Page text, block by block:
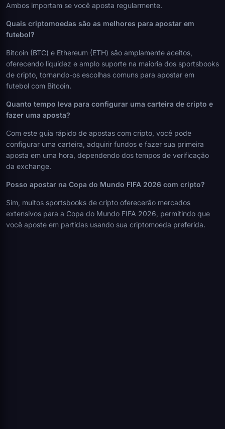
Ambos importam se você aposta regularmente.
Quais criptomoedas são as melhores para apostar em
futebol?
Bitcoin (BTC) e Ethereum (ETH) são amplamente aceitos,
oferecendo liquidez e amplo suporte na maioria dos sportsbooks
de cripto, tornando-os escolhas comuns para apostar em
futebol com Bitcoin.
Quanto tempo leva para configurar uma carteira de cripto e
fazer uma aposta?
Com este guia rápido de apostas com cripto, você pode
configurar uma carteira, adquirir fundos e fazer sua primeira
aposta em uma hora, dependendo dos tempos de verificação
da exchange.
Posso apostar na Copa do Mundo FIFA 2026 com cripto?
Sim, muitos sportsbooks de cripto oferecerão mercados
extensivos para a Copa do Mundo FIFA 2026, permitindo que
você aposte em partidas usando sua criptomoeda preferida.